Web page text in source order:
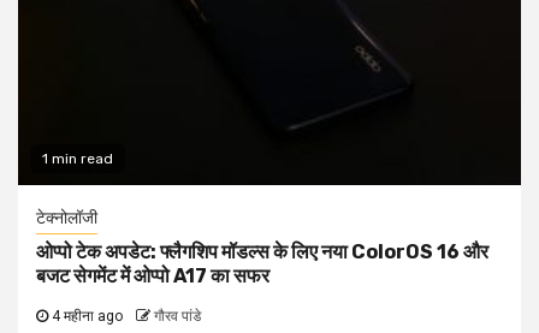
1 min read
टेक्नोलॉजी
ओप्पो टेक अपडेट: फ्लैगशिप मॉडल्स के लिए नया ColorOS 16 और
बजट सेगमेंट में ओप्पो A17 का सफर
4 महीना ago गौरव पांडे